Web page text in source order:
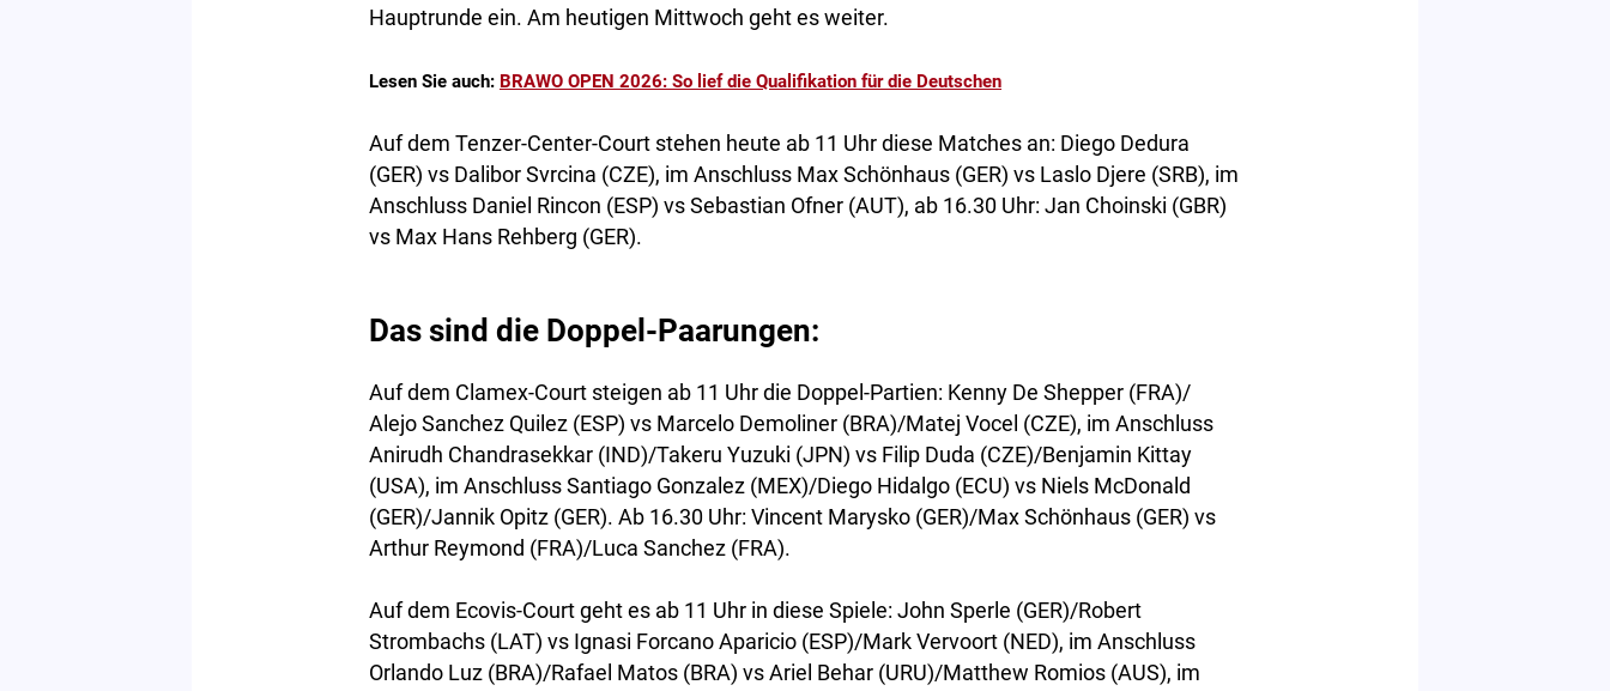
Hauptrunde ein. Am heutigen Mittwoch geht es weiter.
Lesen Sie auch: BRAWO OPEN 2026: So lief die Qualifikation für die Deutschen
Auf dem Tenzer-Center-Court stehen heute ab 11 Uhr diese Matches an: Diego Dedura
(GER) vs Dalibor Svrcina (CZE), im Anschluss Max Schönhaus (GER) vs Laslo Djere (SRB), im
Anschluss Daniel Rincon (ESP) vs Sebastian Ofner (AUT), ab 16.30 Uhr: Jan Choinski (GBR)
vs Max Hans Rehberg (GER).
Das sind die Doppel-Paarungen:
Auf dem Clamex-Court steigen ab 11 Uhr die Doppel-Partien: Kenny De Shepper (FRA)/
Alejo Sanchez Quilez (ESP) vs Marcelo Demoliner (BRA)/Matej Vocel (CZE), im Anschluss
Anirudh Chandrasekkar (IND)/Takeru Yuzuki (JPN) vs Filip Duda (CZE)/Benjamin Kittay
(USA), im Anschluss Santiago Gonzalez (MEX)/Diego Hidalgo (ECU) vs Niels McDonald
(GER)/Jannik Opitz (GER). Ab 16.30 Uhr: Vincent Marysko (GER)/Max Schönhaus (GER) vs
Arthur Reymond (FRA)/Luca Sanchez (FRA).
Auf dem Ecovis-Court geht es ab 11 Uhr in diese Spiele: John Sperle (GER)/Robert
Strombachs (LAT) vs Ignasi Forcano Aparicio (ESP)/Mark Vervoort (NED), im Anschluss
Orlando Luz (BRA)/Rafael Matos (BRA) vs Ariel Behar (URU)/Matthew Romios (AUS), im